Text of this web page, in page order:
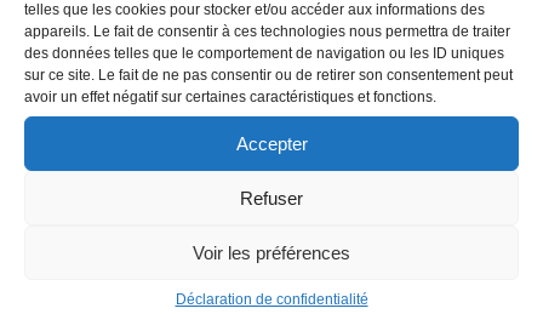
telles que les cookies pour stocker et/ou accéder aux informations des
appareils. Le fait de consentir à ces technologies nous permettra de traiter
des données telles que le comportement de navigation ou les ID uniques
sur ce site. Le fait de ne pas consentir ou de retirer son consentement peut
avoir un effet négatif sur certaines caractéristiques et fonctions.
Accepter
Refuser
Voir les préférences
Déclaration de confidentialité
Catégorie : ARROSAGE AUTOMATIQUE